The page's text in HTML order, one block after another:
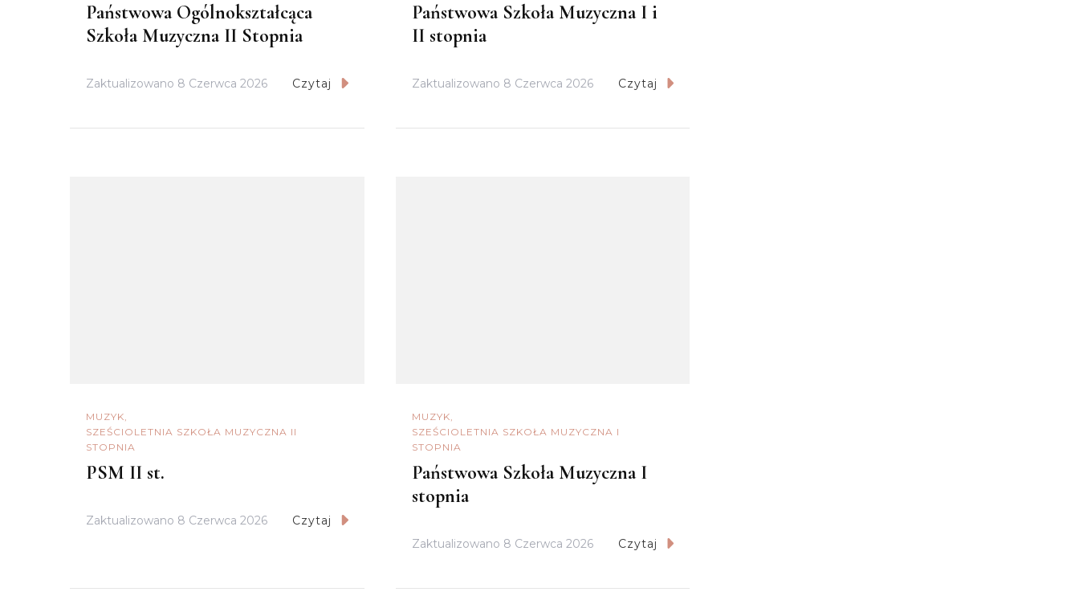
Państwowa Ogólnokształcąca
Szkoła Muzyczna II Stopnia
Zaktualizowano 8 Czerwca 2026 Czytaj
Państwowa Szkoła Muzyczna I i
II stopnia
Zaktualizowano 8 Czerwca 2026 Czytaj
MUZYK
SZEŚCIOLETNIA SZKOŁA MUZYCZNA II
STOPNIA
PSM II st.
Zaktualizowano 8 Czerwca 2026 Czytaj
MUZYK
SZEŚCIOLETNIA SZKOŁA MUZYCZNA I
STOPNIA
Państwowa Szkoła Muzyczna I
stopnia
Zaktualizowano 8 Czerwca 2026 Czytaj